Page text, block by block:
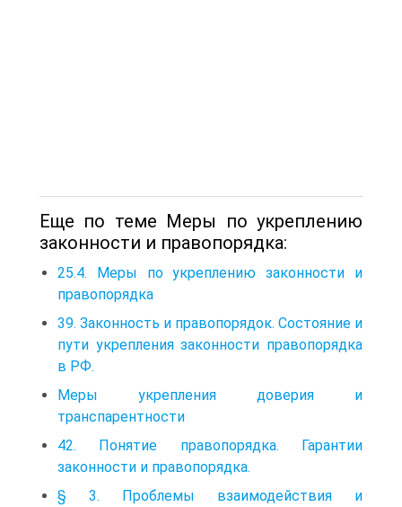
Еще по теме Меры по укреплению
законности и правопорядка:
25.4. Меры по укреплению законности и
правопорядка
39. Законность и правопорядок. Состояние и
пути укрепления законности правопорядка
в РФ.
Меры укрепления доверия и
транспарентности
42. Понятие правопорядка. Гарантии
законности и правопорядка.
§ 3. Проблемы взаимодействия и